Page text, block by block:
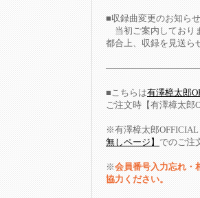
■収録曲変更のお知らせ
当初ご案内しており
都合上、収録を見送ら
■こちらは有澤樟太郎
ご注文時【有澤樟太郎
※有澤樟太郎OFFICIAL
無しページ】 でのご注
※会員番号入力忘れ・
協力ください。